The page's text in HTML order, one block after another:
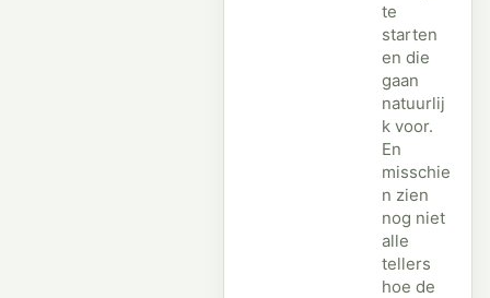
te
starten
en die
gaan
natuurlij
k voor.
En
misschie
n zien
nog niet
alle
tellers
hoe de